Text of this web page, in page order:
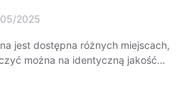
2025
jest dostępna różnych miejscach,
można na identyczną jakość…